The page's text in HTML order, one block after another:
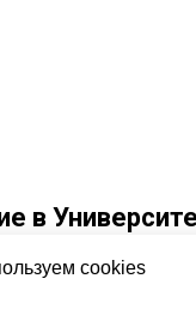
в
cookies